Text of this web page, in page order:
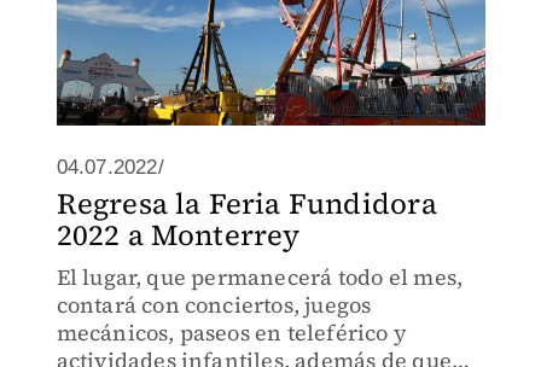
04.07.2022/
Regresa la Feria Fundidora
2022 a Monterrey
El lugar, que permanecerá todo el mes,
contará con conciertos, juegos
mecánicos, paseos en teleférico y
actividades infantiles, además de que